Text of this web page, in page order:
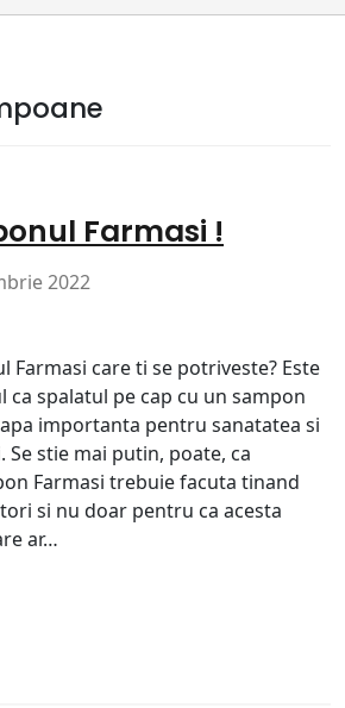
Farmasi !
2022
Farmasi care ti se potriveste? Este
spalatul pe cap cu un sampon
importanta pentru sanatatea si
stie mai putin, poate, ca
Farmasi trebuie facuta tinand
si nu doar pentru ca acesta
ar…